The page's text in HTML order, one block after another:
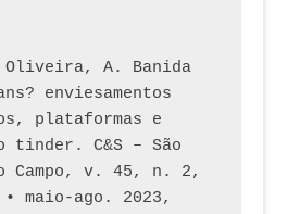
Oliveira, A. Banida
enviesamentos
plataformas e
tinder. C&S – São
Campo, v. 45, n. 2,
• maio-ago. 2023,